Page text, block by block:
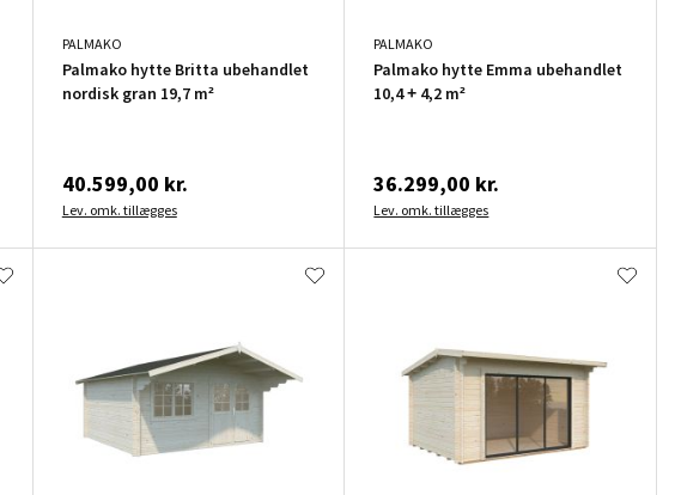
PALMAKO
Palmako hytte Britta ubehandlet
nordisk gran 19,7 m²
40.599,00 kr.
Lev. omk. tillægges
PALMAKO
Palmako hytte Emma ubehandlet
10,4 + 4,2 m²
36.299,00 kr.
Lev. omk. tillægges